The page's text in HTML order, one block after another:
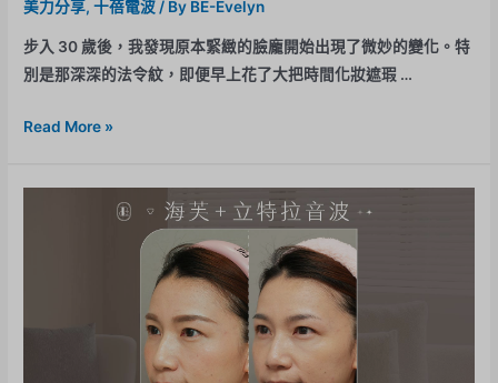
美力分享,十蓓電波/ By BE-Evelyn
步入 30 歲後，我發現原本緊緻的臉龐開始出現了微妙的變化。特
別是那深深的法令紋，即便早上花了大把時間化妝遮瑕 …
Read More »